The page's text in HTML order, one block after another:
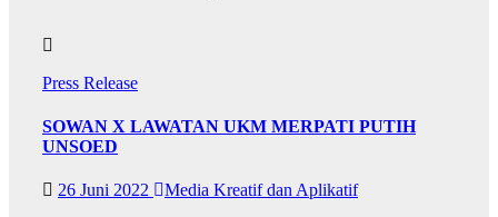
Press Release
SOWAN X LAWATAN UKM MERPATI PUTIH
UNSOED
26 Juni 2022
Media Kreatif dan Aplikatif